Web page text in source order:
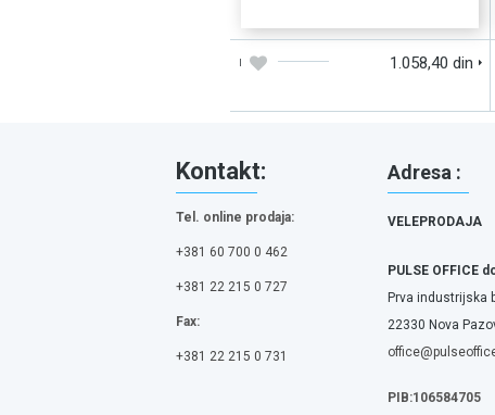
1.058,40 din
Kontakt:
Tel. online prodaja:
+381 60 700 0 462
+381 22 215 0 727
Fax:
+381 22 215 0 731
Adresa :
VELEPRODAJA
PULSE OFFICE
Prva industrijska
22330 Nova
PIB:106584705